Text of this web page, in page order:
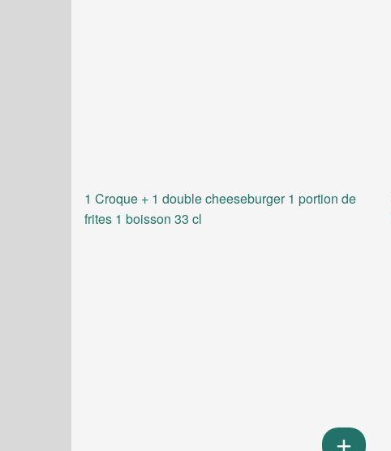
1 Croque + 1 double cheeseburger 1 portion de
frites 1 boisson 33 cl